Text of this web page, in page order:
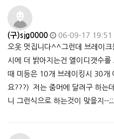
(구)sjg0000
06-09-17 19:51
오옷 멋집니다^^그런데 브레이크
시에 더 밝아지는건 엘이디갯수
때 미등은 10개 브레이킹시 30개
요???) 저는 줌머에 달려구 하는
니 그런식으로 하는것이 맞을지--